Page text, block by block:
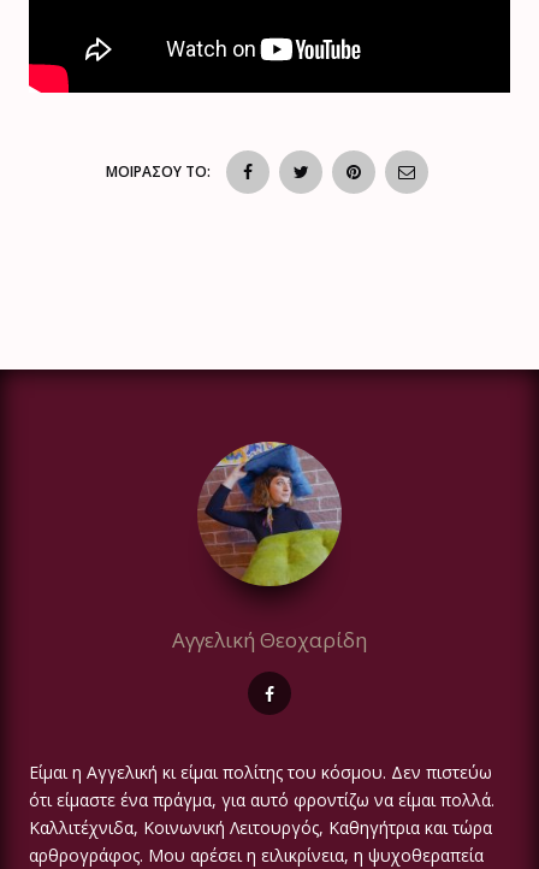
ΜΟΙΡΑΣΟΥ ΤΟ:
Αγγελική Θεοχαρίδη
Είμαι η Αγγελική κι είμαι πολίτης του κόσμου. Δεν πιστεύω
ότι είμαστε ένα πράγμα, για αυτό φροντίζω να είμαι πολλά.
Καλλιτέχνιδα, Κοινωνική Λειτουργός, Καθηγήτρια και τώρα
αρθρογράφος. Μου αρέσει η ειλικρίνεια, η ψυχοθεραπεία